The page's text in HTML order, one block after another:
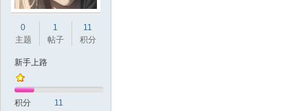
0
主题
1
帖子
11
积分
新手上路
积分 11